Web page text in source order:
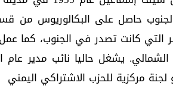
حاصل على البكالوريوس من
في صحيفة 14 أكتوبر التي كانت تصدر في
يشغل حاليا نائب مدير عام
لجنة مركزية للحزب الاشتراكي اليمني